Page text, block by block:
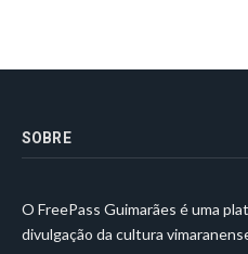
SOBRE
O FreePass Guimarães é uma
divulgação da cultura